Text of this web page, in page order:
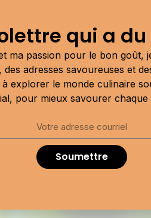
2026
l’champ : à la
des artisans
nourrissent
Publicité
qui a
ma passion pour le bon goût,
adresses savoureuses et
explorer le monde culinaire
pour mieux savourer chaque
Soumettre